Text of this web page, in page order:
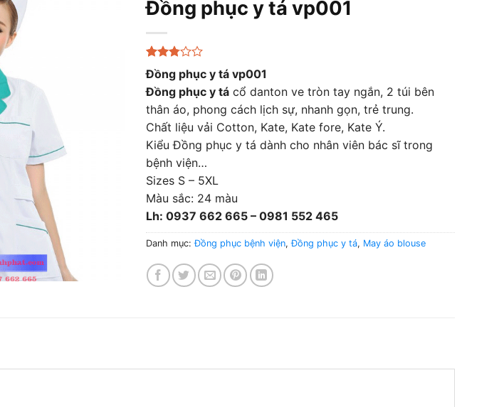
Đồng phục y tá vp001
2.78
trên 5
dựa
trên
23
đánh
giá
Đồng phục y tá vp001
Đồng phục y tácổ danton ve tròn tay ngắn, 2 túi bên
thân áo, phong cách lịch sự, nhanh gọn, trẻ trung.
Chất liệu vải Cotton, Kate, Kate fore, Kate Ý.
Kiểu Đồng phục y tá dành cho nhân viên bác sĩ trong
bệnh viện…
Sizes S – 5XL
Màu sắc: 24 màu
Lh: 0937 662 665 – 0981 552 465
Danh mục:Đồng phục bệnh viện,Đồng phục y tá, May áo blouse